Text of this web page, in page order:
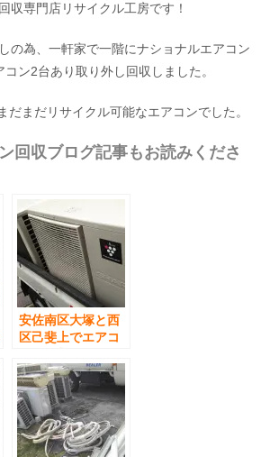
収専門店リサイクル工房です！
の為、一軒家で一階にナショナルエアコン
ン2台あり取り外し回収しました。
だまだリサイクル可能なエアコンでした。
回収ブログ記事もお読みくださ
安佐南区大塚と西
区己斐上でエアコ